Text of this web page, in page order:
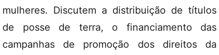
mulheres. Discutem a distribuição de títulos
de posse de terra, o financiamento das
campanhas de promoção dos direitos da